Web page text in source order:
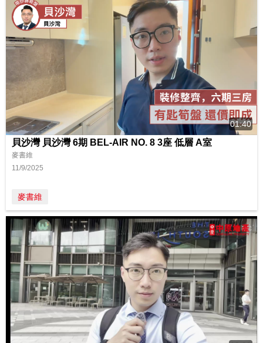
01:40
貝沙灣 貝沙灣 6期 BEL-AIR NO. 8 3座 低層 A室
麥書維
11/9/2025
麥書維